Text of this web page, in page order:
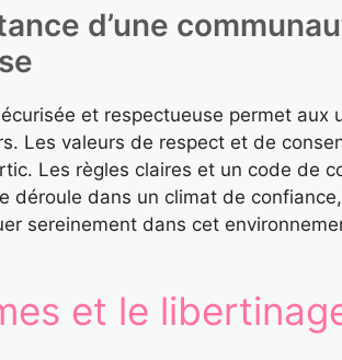
d’une
et respectueuse permet aux
Les valeurs de respect et de
Les règles claires et un code de
déroule dans un climat de
sereinement dans cet
et le